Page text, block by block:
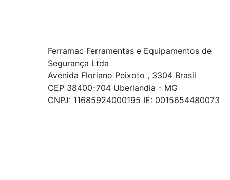
Ferramac Ferramentas e Equipamentos de
Segurança Ltda
Avenida Floriano Peixoto , 3304 Brasil
CEP 38400-704 Uberlandia - MG
CNPJ: 11685924000195 IE: 0015654480073